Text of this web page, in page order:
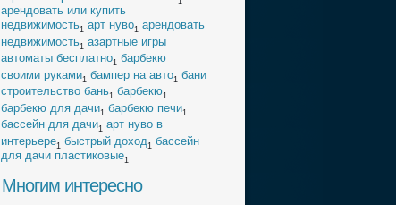
арендовать или купить
недвижимость1 арт нуво1 арендовать
недвижимость1 азартные игры
автоматы бесплатно1 барбекю
своими руками1 бампер на авто1 бани
строительство бань1 барбекю1
барбекю для дачи1 барбекю печи1
бассейн для дачи1 арт нуво в
интерьере1 быстрый доход1 бассейн
для дачи пластиковые1
Многим интересно